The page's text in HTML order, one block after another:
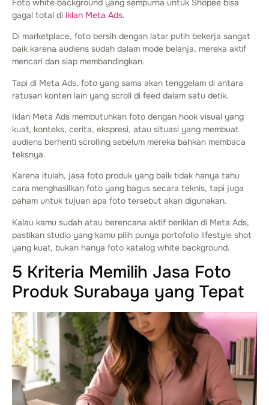
Foto white background yang sempurna untuk Shopee bisa
gagal total di iklan Meta Ads.
Di marketplace, foto bersih dengan latar putih bekerja sangat
baik karena audiens sudah dalam mode belanja, mereka aktif
mencari dan siap membandingkan.
Tapi di Meta Ads, foto yang sama akan tenggelam di antara
ratusan konten lain yang scroll di feed dalam satu detik.
Iklan Meta Ads membutuhkan foto dengan hook visual yang
kuat, konteks, cerita, ekspresi, atau situasi yang membuat
audiens berhenti scrolling sebelum mereka bahkan membaca
teksnya.
Karena itulah, jasa foto produk yang baik tidak hanya tahu
cara menghasilkan foto yang bagus secara teknis, tapi juga
paham untuk tujuan apa foto tersebut akan digunakan.
Kalau kamu sudah atau berencana aktif beriklan di Meta Ads,
pastikan studio yang kamu pilih punya portofolio lifestyle shot
yang kuat, bukan hanya foto katalog white background.
5 Kriteria Memilih Jasa Foto
Produk Surabaya yang Tepat